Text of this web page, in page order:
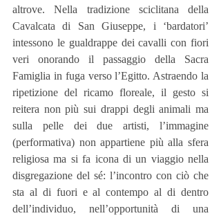
altrove. Nella tradizione sciclitana della
Cavalcata di San Giuseppe, i ‘bardatori’
intessono le gualdrappe dei cavalli con fiori
veri onorando il passaggio della Sacra
Famiglia in fuga verso l’Egitto. Astraendo la
ripetizione del ricamo floreale, il gesto si
reitera non più sui drappi degli animali ma
sulla pelle dei due artisti, l’immagine
(performativa) non appartiene più alla sfera
religiosa ma si fa icona di un viaggio nella
disgregazione del sé: l’incontro con ciò che
sta al di fuori e al contempo al di dentro
dell’individuo, nell’opportunità di una